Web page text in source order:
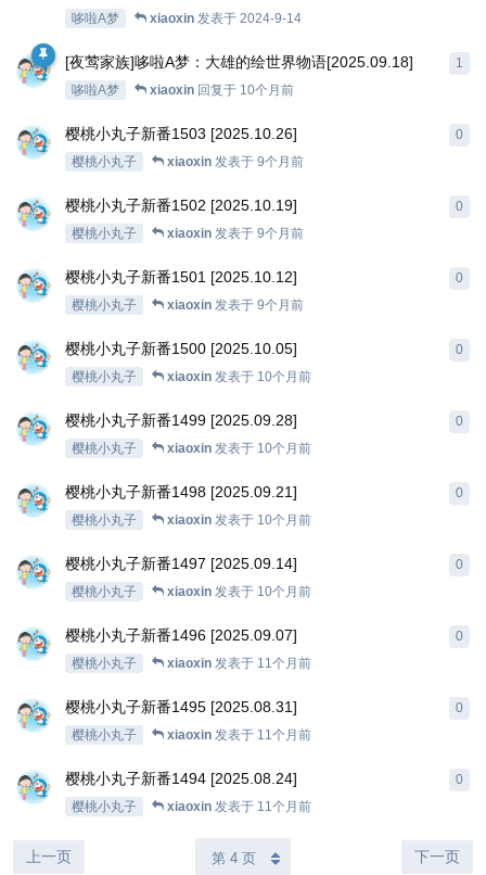
哆啦A梦 xiaoxin 发表于 2024-9-14
[夜莺家族]哆啦A梦：大雄的绘世界物语[2025.09.18]
哆啦A梦 xiaoxin 回复于 10个月前
1
樱桃小丸子新番1503 [2025.10.26]
樱桃小丸子 xiaoxin 发表于 9个月前
0
樱桃小丸子新番1502 [2025.10.19]
樱桃小丸子 xiaoxin 发表于 9个月前
0
樱桃小丸子新番1501 [2025.10.12]
樱桃小丸子 xiaoxin 发表于 9个月前
0
樱桃小丸子新番1500 [2025.10.05]
樱桃小丸子 xiaoxin 发表于 10个月前
0
樱桃小丸子新番1499 [2025.09.28]
樱桃小丸子 xiaoxin 发表于 10个月前
0
樱桃小丸子新番1498 [2025.09.21]
樱桃小丸子 xiaoxin 发表于 10个月前
0
樱桃小丸子新番1497 [2025.09.14]
樱桃小丸子 xiaoxin 发表于 10个月前
0
樱桃小丸子新番1496 [2025.09.07]
樱桃小丸子 xiaoxin 发表于 11个月前
0
樱桃小丸子新番1495 [2025.08.31]
樱桃小丸子 xiaoxin 发表于 11个月前
0
樱桃小丸子新番1494 [2025.08.24]
樱桃小丸子 xiaoxin 发表于 11个月前
0
上一页 下一页